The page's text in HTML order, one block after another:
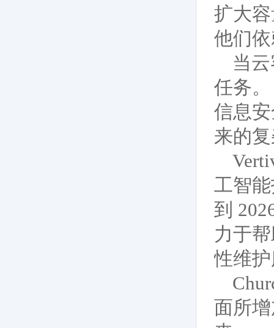
扩大
他们
当
任务
信息
来的
工智
到
力于
性维
面所